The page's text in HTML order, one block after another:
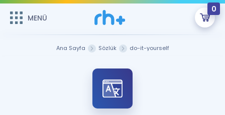
MENÜ
0
Sepetin Şu An Boş.
Remzi Hoca ile seni sınava hazırlayacak onlarca eğitim seni
bekliyor!
MENÜ
Ana Sayfa Sözlük do-it-yourself